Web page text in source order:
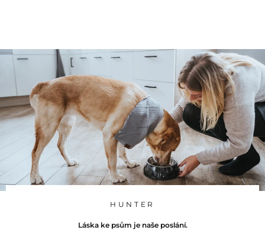
HUNTER
Láska ke psům je naše poslání.